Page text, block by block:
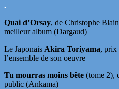
.
Quai d’Orsay, de Christophe
meilleur album (Dargaud)
Le Japonais Akira Toriyama, prix
l’ensemble de son oeuvre
Tu mourras moins bête (tome 2),
public (Ankama)